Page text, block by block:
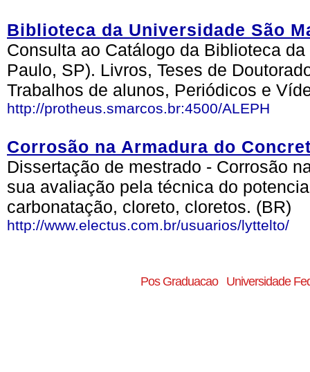
Biblioteca da Universidade São
Consulta ao Catálogo da Biblioteca
Paulo, SP). Livros, Teses de
Trabalhos de alunos, Periódicos e
http://protheus.smarcos.br:4500/ALEPH
Corrosão na Armadura do
Dissertação de mestrado - Corrosão
sua avaliação pela técnica do
carbonatação, cloreto, cloretos. (BR)
http://www.electus.com.br/usuarios/lyttelto/
Pos Graduacao Universidade